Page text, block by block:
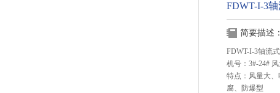
FDWT-I-3
简要描述：
FDWT-I-3轴流
机号：3#-24# 风
特点：风量大
腐、防爆型